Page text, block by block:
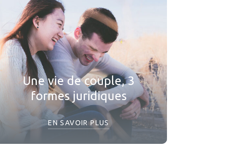
Une vie de couple, 3
formes juridiques
EN SAVOIR PLUS